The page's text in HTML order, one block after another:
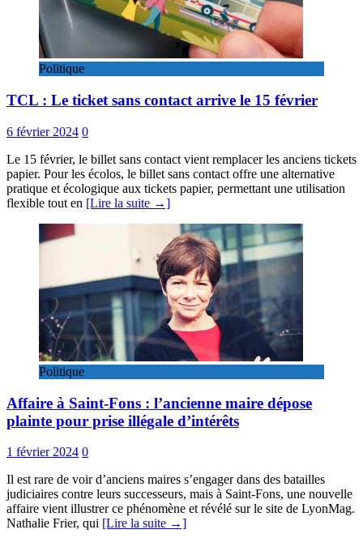
Politique
TCL : Le ticket sans contact arrive le 15 février
6 février 2024 0
Le 15 février, le billet sans contact vient remplacer les anciens tickets
papier. Pour les écolos, le billet sans contact offre une alternative
pratique et écologique aux tickets papier, permettant une utilisation
flexible tout en [Lire la suite →]
Politique
Affaire à Saint-Fons : l’ancienne maire dépose
plainte pour prise illégale d’intérêts
1 février 2024 0
Il est rare de voir d’anciens maires s’engager dans des batailles
judiciaires contre leurs successeurs, mais à Saint-Fons, une nouvelle
affaire vient illustrer ce phénomène et révélé sur le site de LyonMag.
Nathalie Frier, qui [Lire la suite →]